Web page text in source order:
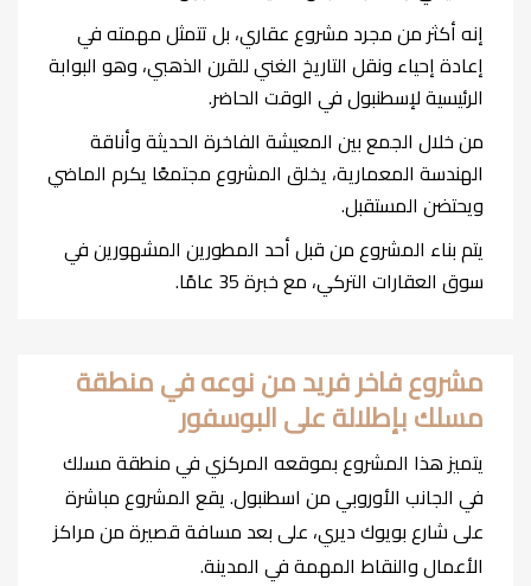
إنه أكثر من مجرد مشروع عقاري، بل تتمثل مهمته في
إعادة إحياء ونقل التاريخ الغني للقرن الذهبي، وهو البوابة
الرئيسية لإسطنبول في الوقت الحاضر.
من خلال الجمع بين المعيشة الفاخرة الحديثة وأناقة
الهندسة المعمارية، يخلق المشروع مجتمعًا يكرم الماضي
ويحتضن المستقبل.
يتم بناء المشروع من قبل أحد المطورين المشهورين في
سوق العقارات التركي، مع خبرة 35 عامًا.
مشروع فاخر فريد من نوعه في منطقة
مسلك بإطلالة على البوسفور
يتميز هذا المشروع بموقعه المركزي في منطقة مسلك
في الجانب الأوروبي من اسطنبول. يقع المشروع مباشرة
على شارع بويوك ديري، على بعد مسافة قصيرة من مراكز
الأعمال والنقاط المهمة في المدينة.